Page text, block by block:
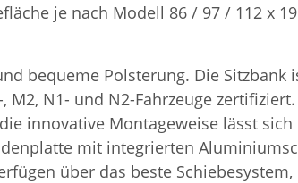
je nach Modell 86 / 97 / 112 x
bequeme Polsterung. Die Sitzbank
N1- und N2-Fahrzeuge
innovative Montageweise lässt sich
mit integrierten
über das beste